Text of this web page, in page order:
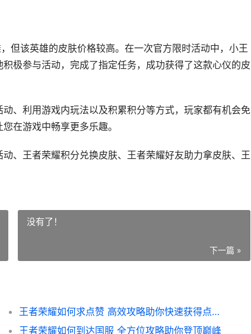
但该英雄的皮肤价格较高。在一次官方限时活动中，小王
极参与活动，完成了指定任务，成功获得了这款心仪的皮
、利用游戏内玩法以及积累积分等方式，玩家都有机会免
在游戏中畅享更多乐趣。
、王者荣耀积分兑换皮肤、王者荣耀好友助力拿皮肤、王
没有了！
下一篇 »
王者荣耀如何求点赞 高效攻略助你快速获得点赞数
王者荣耀如何到达国服 全方位攻略助你登顶巅峰